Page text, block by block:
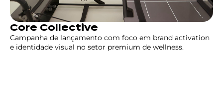
Core Collective
Campanha de lançamento com foco em brand activation
e identidade visual no setor premium de wellness.